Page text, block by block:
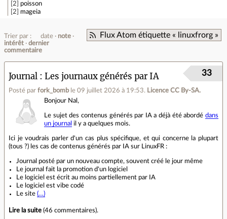
2
poisson
2
mageia
Flux Atom étiquette « linuxfrorg »
Trier par : date
note
intérêt
dernier
commentaire
Journal Les journaux générés par IA
Posté par fork_bomb le 09 juillet 2026 à 19:53. Licence CC By‑SA.
33
Bonjour Nal,
Le sujet des contenus générés par IA a déjà été abordé dans
un journal il y a quelques mois.
Ici je voudrais parler d'un cas plus spécifique, et qui concerne la plupart
(tous ?) les cas de contenus générés par IA sur LinuxFR :
Journal posté par un nouveau compte, souvent créé le jour même
Le journal fait la promotion d'un logiciel
Le logiciel est écrit au moins partiellement par IA
Le logiciel est vibe codé
Le site (…)
Lire la suite (46 commentaires).